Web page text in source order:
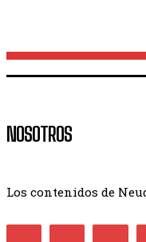
NOSOTROS
Los contenidos de